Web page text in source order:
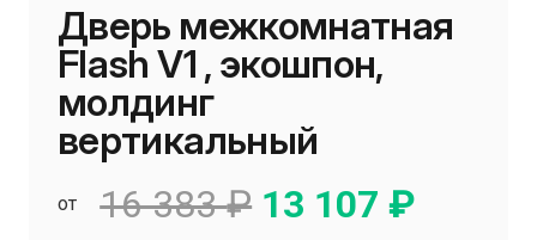
Дверь межкомнатная
Flash V1 , экошпон,
молдинг
вертикальный
от 16 383₽ 13 107₽